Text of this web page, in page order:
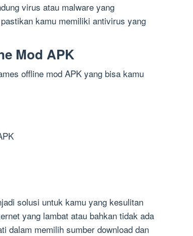
virus atau malware yang
kamu memiliki antivirus yang
Mod APK
offline mod APK yang bisa kamu
solusi untuk kamu yang kesulitan
yang lambat atau bahkan tidak ada
dalam memilih sumber download dan